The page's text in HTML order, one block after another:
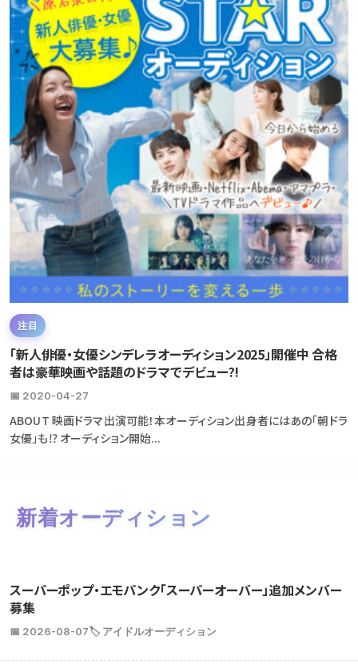
注目
「新人俳優・女優シンデレラオーディション2025」開催中 合格
者は豪華映画や話題のドラマでデビュー?!
📅 2020-04-27
ABOUT 映画ドラマ出演可能！本オーディション出身者にはあの「朝ドラ
女優」も⁉ オーディション開始...
新着オーディション
スーパーポップ・エモパンク「スーパーオーバー」追加メンバー
募集
📅 2026-08-07🏷️ アイドルオーディション